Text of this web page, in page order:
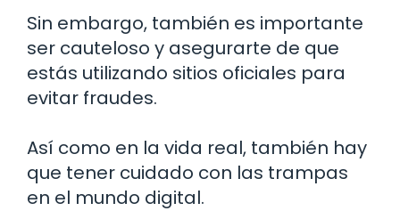
Sin embargo, también es importante
ser cauteloso y asegurarte de que
estás utilizando sitios oficiales para
evitar fraudes.
Así como en la vida real, también hay
que tener cuidado con las trampas
en el mundo digital.